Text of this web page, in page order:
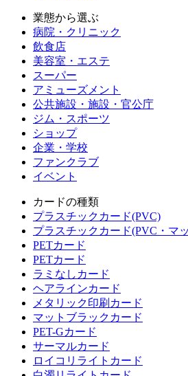
業態から選ぶ
病院・クリニック
飲食店
美容室・エステ
スーパー
アミューズメント
公共施設・施設・官公庁
ジム・スポーツ
ショップ
企業・学校
ファンクラブ
イベント
カードの種類
プラスチックカード(PVC)
プラスチックカード(PVC・マ
PETカード
PETカード
ラミなしカード
ヘアラインカード
メタリック印刷カード
マットブラックカード
PET-Gカード
サーマルカード
ロイコリライトカード